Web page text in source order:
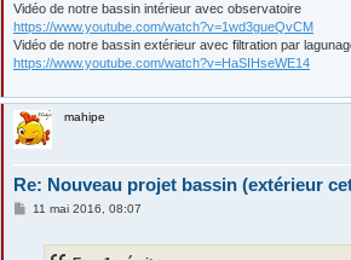
Vidéo de notre bassin intérieur avec observatoire
https://www.youtube.com/watch?v=1wd3gueQvCM
Vidéo de notre bassin extérieur avec filtration par
https://www.youtube.com/watch?v=HaSIHseWE14
mahipe
Re: Nouveau projet bassin (extérieur
M11 mai 2016, 08:07